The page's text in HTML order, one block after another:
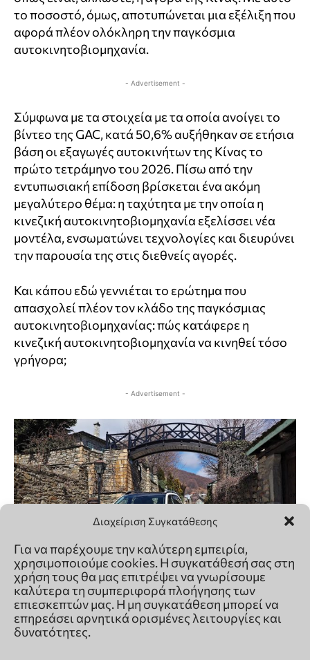
Διαχείριση Συγκατάθεσης
Για να παρέχουμε την καλύτερη εμπειρία,
χρησιμοποιούμε cookies. Η συγκατάθεσή σας στη
χρήση τους θα μας επιτρέψει να γνωρίσουμε
καλύτερα τη συμπεριφορά πλοήγησης των
επιεσκεπτών μας. Η μη συγκατάθεση μπορεί να
επηρεάσει αρνητικά ορισμένες λειτουργίες και
δυνατότητες.